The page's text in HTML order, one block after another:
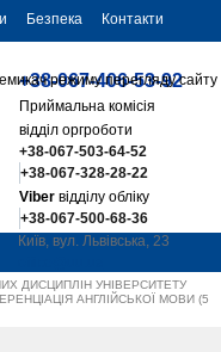
Безпека Контакти
+38-067-406-53-92
Приймальна комісія
відділ оргроботи
+38-067-503-64-52
+38-067-328-28-22
Viberвідділу обліку
+38-067-500-68-36
Київ, вул. Львівська, 23
ДИСЦИПЛІН УНІВЕРСИТЕТУ
АНГЛІЙСЬКОЇ МОВИ (5